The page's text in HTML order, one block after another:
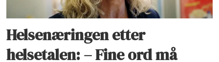
Helsenæringen etter
helsetalen: – Fine ord må